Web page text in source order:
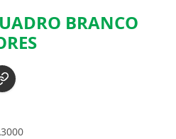
BRANCO